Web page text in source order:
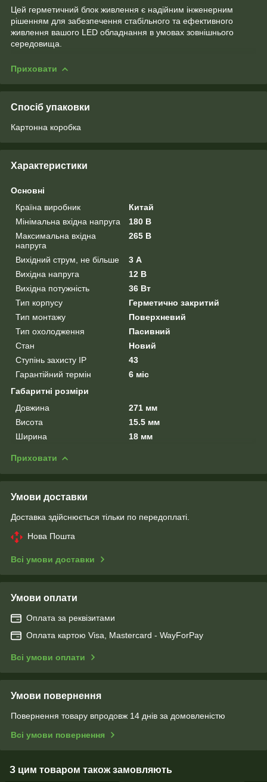
Цей герметичний блок живлення є надійним інженерним
рішенням для забезпечення стабільного та ефективного
живлення вашого LED обладнання в умовах зовнішнього
середовища.
Приховати
Спосіб упаковки
Картонна коробка
Характеристики
Основні
Країна виробник
Китай
Мінімальна вхідна напруга
180 В
Максимальна вхідна
напруга
265 В
Вихідний струм, не більше
3 А
Вихідна напруга
12 В
Вихідна потужність
36 Вт
Тип корпусу
Герметично закритий
Тип монтажу
Поверхневий
Тип охолодження
Пасивний
Стан
Новий
Ступінь захисту IP
43
Гарантійний термін
6 міс
Габаритні розміри
Довжина
271 мм
Висота
15.5 мм
Ширина
18 мм
Приховати
Умови доставки
Доставка здійснюється тільки по передоплаті.
Нова Пошта
Всі умови доставки
Умови оплати
Оплата за реквізитами
Оплата картою Visa, Mastercard - WayForPay
Всі умови оплати
Умови повернення
Повернення товару впродовж 14 днів за домовленістю
Всі умови повернення
З цим товаром також замовляють